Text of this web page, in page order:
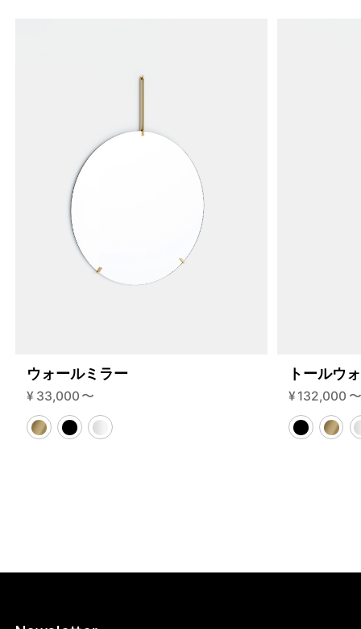
4459902730472
オーク/ステンレススチール NEW
46593965687016
/products/shelving-system-s-
255-3-a?variant=46593965687016
ウォールミラー
¥ 33,000 〜
トールウ
¥ 132,000 〜